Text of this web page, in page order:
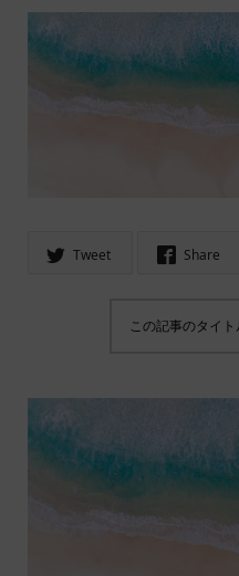
Tweet Share
この記事のタイ